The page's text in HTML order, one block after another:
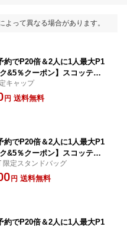
って異なる場合があります。
約でP20倍＆2人に1人最大P1
&5％クーポン】スコッティ
SCOTTY CAMERON 22 TC
SNAPBACK MESH TRU
キャップ
円 送料無料
約でP20倍＆2人に1人最大P1
&5％クーポン】スコッティ
スタンドバッグ ネオ カモ
ブルー
限定スタンドバッグ
円 送料無料
約でP20倍＆2人に1人最大P1